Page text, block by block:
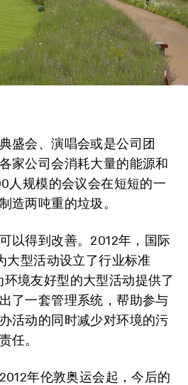
盛会、演唱会或是公司团
家公司会消耗大量的能源和
人规模的会议会在短短的一
造两吨重的垃圾。
以得到改善。2012年，国际
大型活动设立了行业标准
环境友好型的大型活动提供了
了一套管理系统，帮助参与
活动的同时减少对环境的污
任。
年伦敦奥运会起，今后的